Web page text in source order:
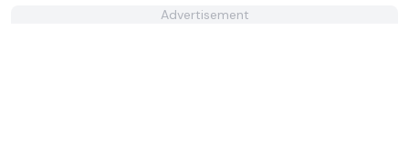
Advertisement